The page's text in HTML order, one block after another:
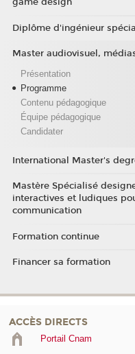
game design
Diplôme d'ingénieur
Master audiovisuel,
Présentation
Programme
Contenu pédagogique
Équipe pédagogique
Candidater
International Master's
Mastère Spécialisé
interactives et ludiques
communication
Formation continue
Financer sa formation
ACCÈS DIRECTS
Portail Cnam